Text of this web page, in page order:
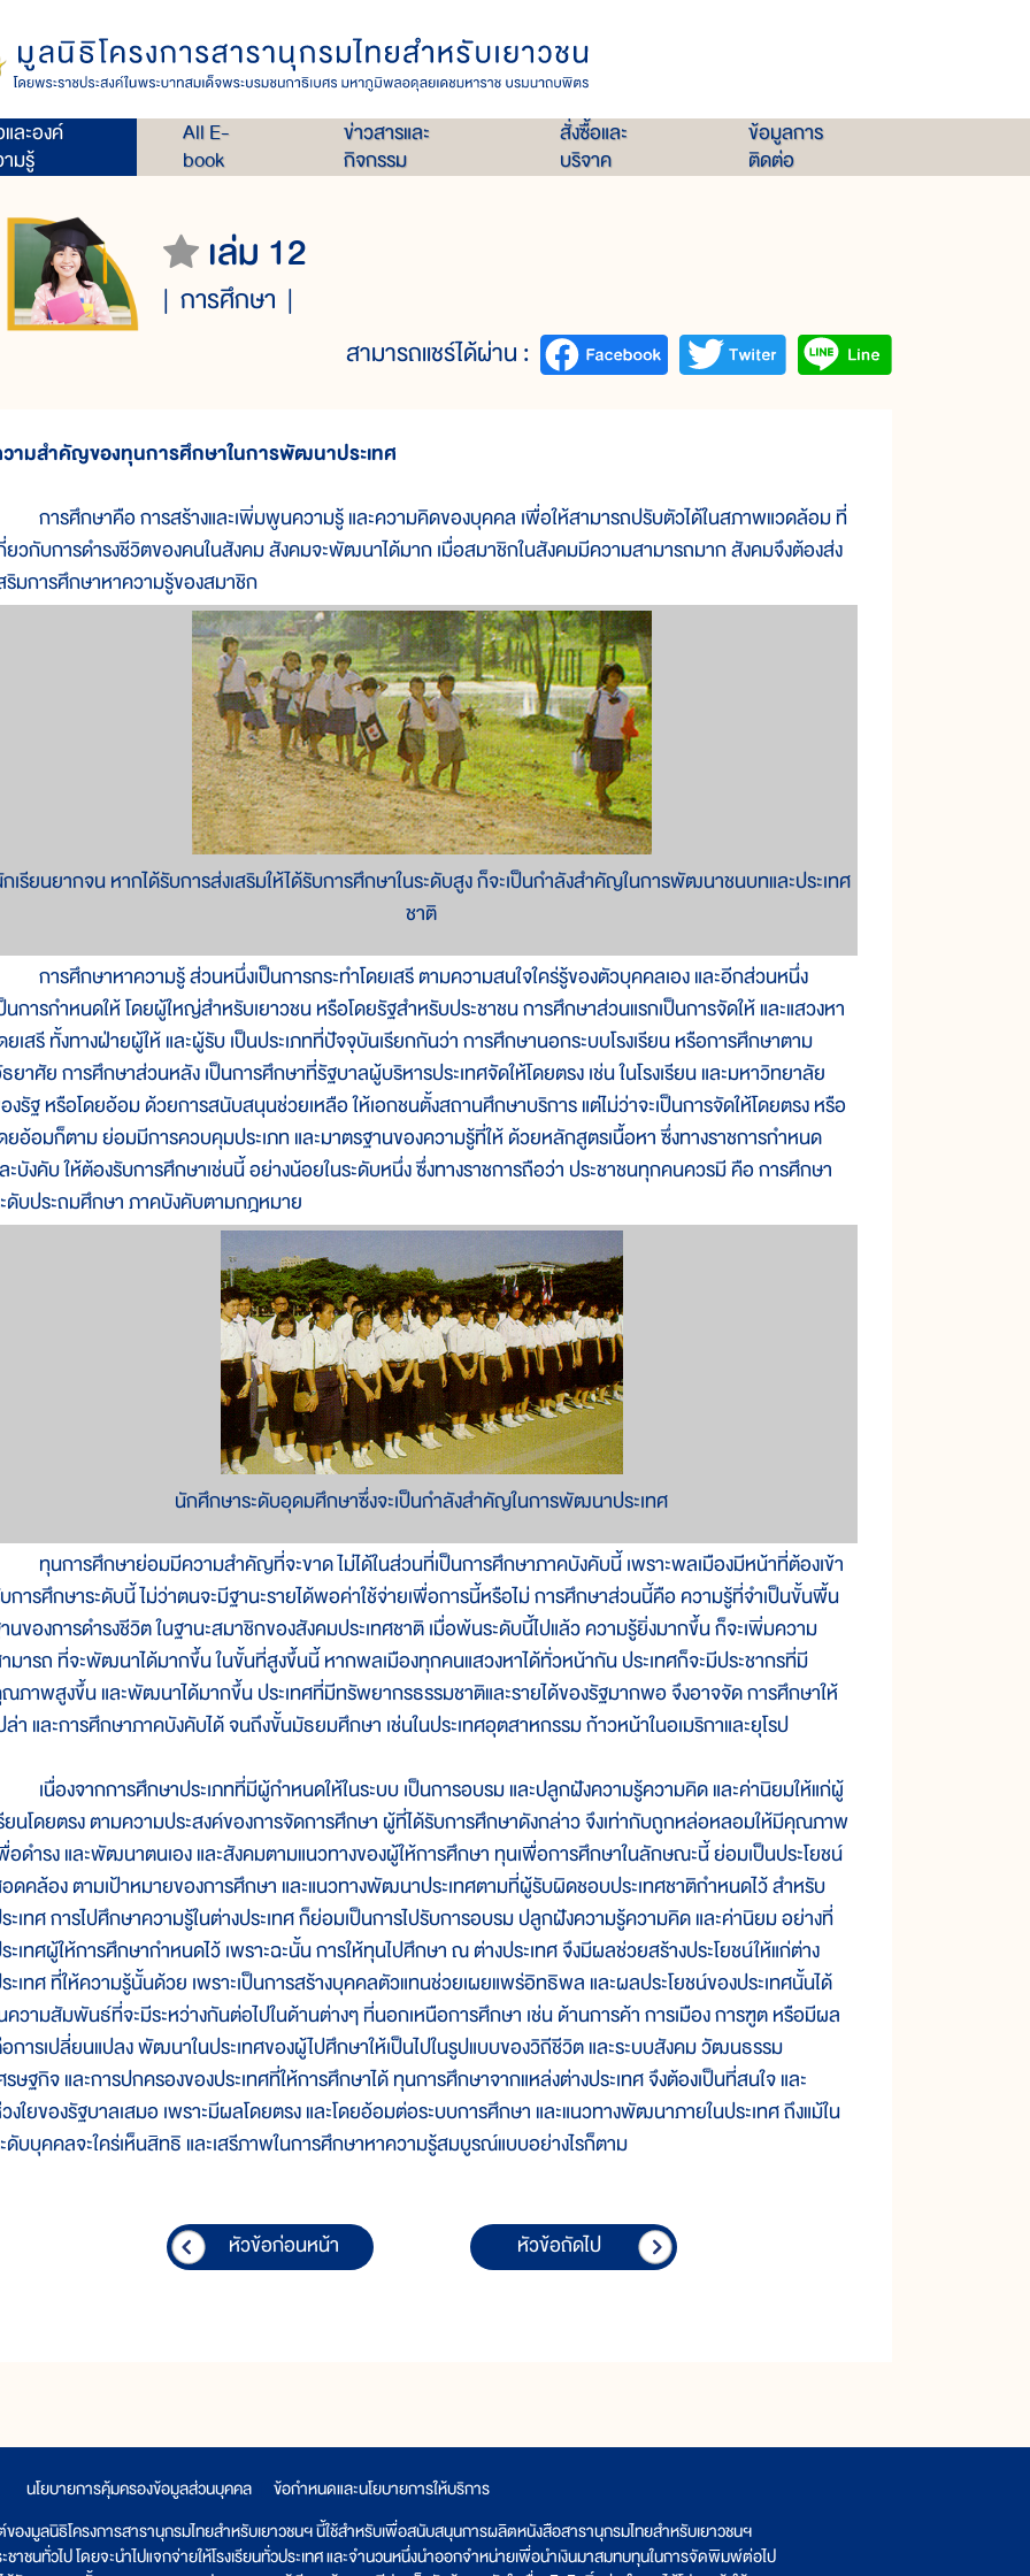
ละองค์
มรู้
All E-
book
ข่าวสารและ
กิจกรรม
สั่งซื้อและ
บริจาค
ข้อมูลการ
ติดต่อ
เล่ม 12
การศึกษา
สามารถแชร์ได้ผ่าน :
ามสำคัญของทุนการศึกษาในการพัฒนาประเทศ
การศึกษาคือ การสร้างและเพิ่มพูนความรู้ และความคิดของบุคคล เพื่อให้สามารถปรับตัวได้ในสภาพแวดล้อม ที่
ยวกับการดำรงชีวิตของคนในสังคม สังคมจะพัฒนาได้มาก เมื่อสมาชิกในสังคมมีความสามารถมาก สังคมจึงต้องส่ง
ริมการศึกษาหาความรู้ของสมาชิก
เรียนยากจน หากได้รับการส่งเสริมให้ได้รับการศึกษาในระดับสูง ก็จะเป็นกำลังสำคัญในการพัฒนาชนบทและประเทศ
ชาติ
การศึกษาหาความรู้ ส่วนหนึ่งเป็นการกระทำโดยเสรี ตามความสนใจใคร่รู้ของตัวบุคคลเอง และอีกส่วนหนึ่ง
นการกำหนดให้ โดยผู้ใหญ่สำหรับเยาวชน หรือโดยรัฐสำหรับประชาชน การศึกษาส่วนแรกเป็นการจัดให้ และแสวงหา
ยเสรี ทั้งทางฝ่ายผู้ให้ และผู้รับ เป็นประเภทที่ปัจจุบันเรียกกันว่า การศึกษานอกระบบโรงเรียน หรือการศึกษาตาม
ยาศัย การศึกษาส่วนหลัง เป็นการศึกษาที่รัฐบาลผู้บริหารประเทศจัดให้โดยตรง เช่น ในโรงเรียน และมหาวิทยาลัย
งรัฐ หรือโดยอ้อม ด้วยการสนับสนุนช่วยเหลือ ให้เอกชนตั้งสถานศึกษาบริการ แต่ไม่ว่าจะเป็นการจัดให้โดยตรง หรือ
ยอ้อมก็ตาม ย่อมมีการควบคุมประเภท และมาตรฐานของความรู้ที่ให้ ด้วยหลักสูตรเนื้อหา ซึ่งทางราชการกำหนด
ะบังคับ ให้ต้องรับการศึกษาเช่นนี้ อย่างน้อยในระดับหนึ่ง ซึ่งทางราชการถือว่า ประชาชนทุกคนควรมี คือ การศึกษา
ดับประถมศึกษา ภาคบังคับตามกฎหมาย
นักศึกษาระดับอุดมศึกษาซึ่งจะเป็นกำลังสำคัญในการพัฒนาประเทศ
ทุนการศึกษาย่อมมีความสำคัญที่จะขาด ไม่ได้ในส่วนที่เป็นการศึกษาภาคบังคับนี้ เพราะพลเมืองมีหน้าที่ต้องเข้า
การศึกษาระดับนี้ ไม่ว่าตนจะมีฐานะรายได้พอค่าใช้จ่ายเพื่อการนี้หรือไม่ การศึกษาส่วนนี้คือ ความรู้ที่จำเป็นขั้นพื้น
นของการดำรงชีวิต ในฐานะสมาชิกของสังคมประเทศชาติ เมื่อพ้นระดับนี้ไปแล้ว ความรู้ยิ่งมากขึ้น ก็จะเพิ่มความ
มารถ ที่จะพัฒนาได้มากขึ้น ในขั้นที่สูงขึ้นนี้ หากพลเมืองทุกคนแสวงหาได้ทั่วหน้ากัน ประเทศก็จะมีประชากรที่มี
ภาพสูงขึ้น และพัฒนาได้มากขึ้น ประเทศที่มีทรัพยากรธรรมชาติและรายได้ของรัฐมากพอ จึงอาจจัด การศึกษาให้
ล่า และการศึกษาภาคบังคับได้ จนถึงขั้นมัธยมศึกษา เช่นในประเทศอุตสาหกรรม ก้าวหน้าในอเมริกาและยุโรป
เนื่องจากการศึกษาประเภทที่มีผู้กำหนดให้ในระบบ เป็นการอบรม และปลูกฝังความรู้ความคิด และค่านิยมให้แก่ผู้
ยนโดยตรง ตามความประสงค์ของการจัดการศึกษา ผู้ที่ได้รับการศึกษาดังกล่าว จึงเท่ากับถูกหล่อหลอมให้มีคุณภาพ
อดำรง และพัฒนาตนเอง และสังคมตามแนวทางของผู้ให้การศึกษา ทุนเพื่อการศึกษาในลักษณะนี้ ย่อมเป็นประโยชน์
ดคล้อง ตามเป้าหมายของการศึกษา และแนวทางพัฒนาประเทศตามที่ผู้รับผิดชอบประเทศชาติกำหนดไว้ สำหรับ
ะเทศ การไปศึกษาความรู้ในต่างประเทศ ก็ย่อมเป็นการไปรับการอบรม ปลูกฝังความรู้ความคิด และค่านิยม อย่างที่
ะเทศผู้ให้การศึกษากำหนดไว้ เพราะฉะนั้น การให้ทุนไปศึกษา ณ ต่างประเทศ จึงมีผลช่วยสร้างประโยชน์ให้แก่ต่าง
ะเทศ ที่ให้ความรู้นั้นด้วย เพราะเป็นการสร้างบุคคลตัวแทนช่วยเผยแพร่อิทธิพล และผลประโยชน์ของประเทศนั้นได้
ความสัมพันธ์ที่จะมีระหว่างกันต่อไปในด้านต่างๆ ที่นอกเหนือการศึกษา เช่น ด้านการค้า การเมือง การฑูต หรือมีผล
การเปลี่ยนแปลง พัฒนาในประเทศของผู้ไปศึกษาให้เป็นไปในรูปแบบของวิถีชีวิต และระบบสังคม วัฒนธรรม
รษฐกิจ และการปกครองของประเทศที่ให้การศึกษาได้ ทุนการศึกษาจากแหล่งต่างประเทศ จึงต้องเป็นที่สนใจ และ
งใยของรัฐบาลเสมอ เพราะมีผลโดยตรง และโดยอ้อมต่อระบบการศึกษา และแนวทางพัฒนาภายในประเทศ ถึงแม้ใน
ดับบุคคลจะใคร่เห็นสิทธิ และเสรีภาพในการศึกษาหาความรู้สมบูรณ์แบบอย่างไรก็ตาม
หัวข้อก่อนหน้า หัวข้อถัดไป
นโยบายการคุ้มครองข้อมูลส่วนบุคคล
ข้อกำหนดและนโยบายการให้บริการ
องมูลนิธิโครงการสารานุกรมไทยสำหรับเยาวชนฯ นี้ใช้สำหรับเพื่อสนับสนุนการผลิตหนังสือสารานุกรมไทยสำหรับเยาวชนฯ
ชาชนทั่วไป โดยจะนำไปแจกจ่ายให้โรงเรียนทั่วประเทศ และจำนวนหนึ่งนำออกจำหน่ายเพื่อนำเงินมาสมทบทุนในการจัดพิมพ์ต่อไป